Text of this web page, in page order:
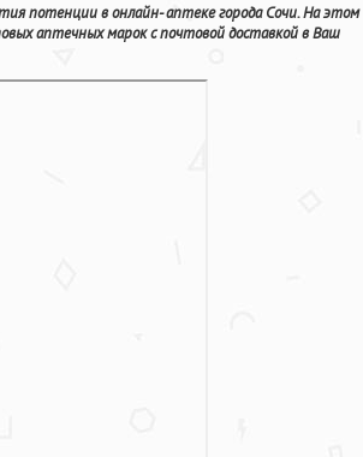
потенции в онлайн- аптеке города Сочи. На этом
аптечных марок с почтовой доставкой в Ваш